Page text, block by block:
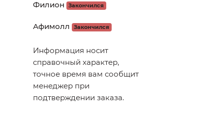
Филион Закончился
Афимолл Закончился
Информация носит
справочный характер,
точное время вам сообщит
менеджер при
подтверждении заказа.